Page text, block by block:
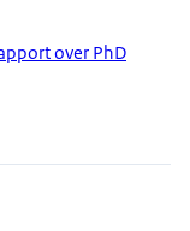
over PhD